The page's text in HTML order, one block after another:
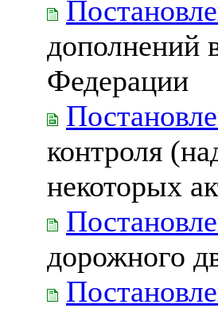
дополнений
Федерации
контроля
некоторых
дорожного